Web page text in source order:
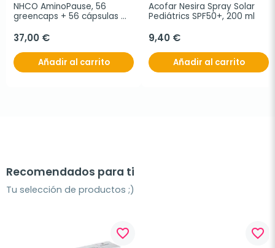
NHCO AminoPause, 56
greencaps + 56 cápsulas
37,00 €
Añadir al carrito
Acofar Nesira Spray Solar
Pediátrics SPF50+, 200 ml
9,40 €
Añadir al carrito
Recomendados para ti
Tu selección de productos ;)
favorite_border favorite_border